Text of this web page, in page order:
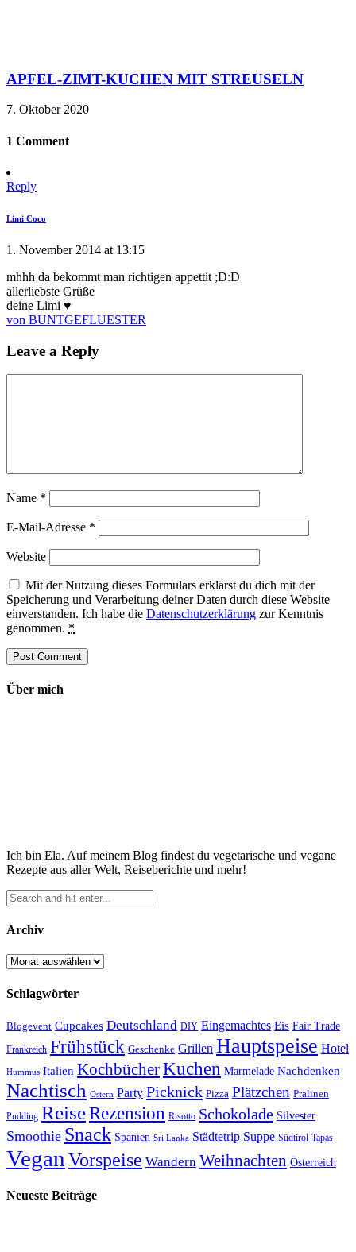
APFEL-ZIMT-KUCHEN MIT STREUSELN
7. Oktober 2020
1 Comment
Reply
Limi Coco
1. November 2014 at 13:15
mhhh da bekommt man richtigen appettit ;D:D
allerliebste Grüße
deine Limi ♥
von BUNTGEFLUESTER
Leave a Reply
Name *
E-Mail-Adresse *
Website
Mit der Nutzung dieses Formulars erklärst du dich mit der
Speicherung und Verarbeitung deiner Daten durch diese Website
einverstanden. Ich habe die Datenschutzerklärung zur Kenntnis
genommen. *
Über mich
Ich bin Ela. Auf meinem Blog findest du vegetarische und vegane
Rezepte aus aller Welt, Reiseberichte und mehr!
Archiv
Archiv
Schlagwörter
Blogevent Cupcakes Deutschland DIY Eingemachtes Eis Fair Trade
Frankreich Frühstück Geschenke Grillen Hauptspeise Hotel
Hummus Italien KochbücherKuchen Marmelade Nachdenken
Nachtisch Ostern Party Picknick Pizza Plätzchen Pralinen
Pudding ReiseRezension Risotto Schokolade Silvester
Smoothie Snack Spanien Sri Lanka Städtetrip Suppe Südtirol Tapas
Vegan Vorspeise Wandern Weihnachten Österreich
Neueste Beiträge